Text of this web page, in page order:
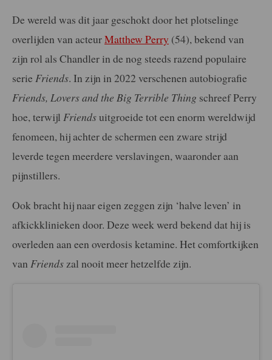
De wereld was dit jaar geschokt door het plotselinge
overlijden van acteurMatthew Perry (54), bekend van
zijn rol als Chandler in de nog steeds razend populaire
serie Friends. In zijn in 2022 verschenen autobiografie
Friends, Lovers and the Big Terrible Thing schreef Perry
hoe, terwijl Friendsuitgroeide tot een enorm wereldwijd
fenomeen, hij achter de schermen een zware strijd
leverde tegen meerdere verslavingen, waaronder aan
pijnstillers.
Ook bracht hij naar eigen zeggen zijn ‘halve leven’ in
afkickklinieken door. Deze week werd bekend dat hij is
overleden aan een overdosis ketamine. Het comfortkijken
van Friendszal nooit meer hetzelfde zijn.